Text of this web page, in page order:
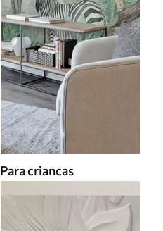
Para criancas